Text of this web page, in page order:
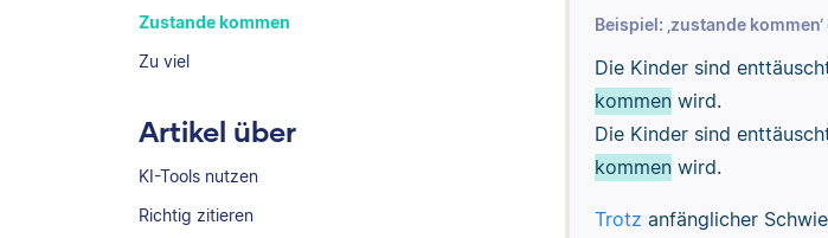
Zustande kommen
Zu viel
Artikel über
KI-Tools nutzen
Richtig zitieren
Beispiel: ‚zustande
Die Kinder sind
kommenwird.
Die Kinder sind
kommenwird.
Trotz anfänglicher